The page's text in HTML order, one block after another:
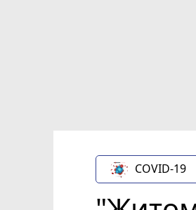
COVID-19